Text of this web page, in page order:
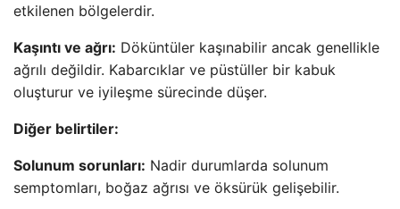
etkilenen bölgelerdir.
Kaşıntı ve ağrı: Döküntüler kaşınabilir ancak genellikle
ağrılı değildir. Kabarcıklar ve püstüller bir kabuk
oluşturur ve iyileşme sürecinde düşer.
Diğer belirtiler:
Solunum sorunları: Nadir durumlarda solunum
semptomları, boğaz ağrısı ve öksürük gelişebilir.